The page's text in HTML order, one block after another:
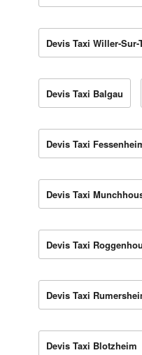
Devis Taxi Willer-Sur-
Devis Taxi Balgau
Devis Taxi
Devis Taxi
Devis Taxi
Devis Taxi
Devis Taxi Blotzheim